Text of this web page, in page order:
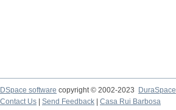
DSpace software copyright © 2002-2023
DuraSpace
Contact Us
Send Feedback Casa Rui Barbosa